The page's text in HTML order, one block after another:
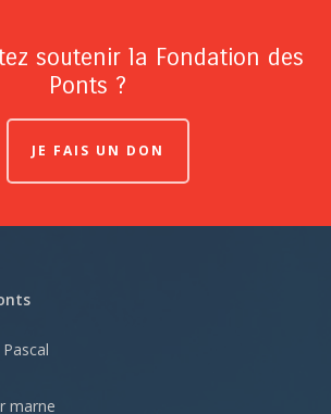
soutenir la Fondation des
Ponts ?
JE FAIS UN DON
marne